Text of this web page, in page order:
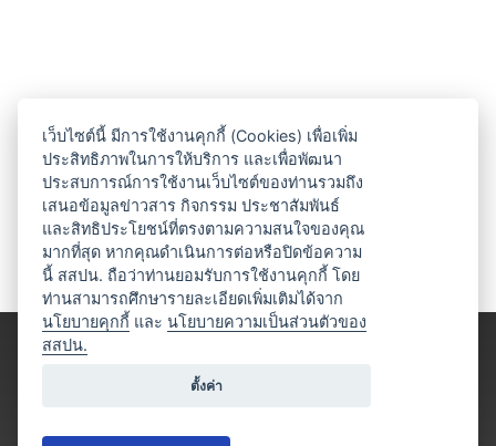
เว็บไซต์นี้ มีการใช้งานคุกกี้ (Cookies) เพื่อเพิ่ม
ประสิทธิภาพในการให้บริการ และเพื่อพัฒนา
ประสบการณ์การใช้งานเว็บไซต์ของท่านรวมถึง
เสนอข้อมูลข่าวสาร กิจกรรม ประชาสัมพันธ์
และสิทธิประโยชน์ที่ตรงตามความสนใจของคุณ
มากที่สุด หากคุณดำเนินการต่อหรือปิดข้อความ
นี้ สสปน. ถือว่าท่านยอมรับการใช้งานคุกกี้ โดย
ท่านสามารถศึกษารายละเอียดเพิ่มเติมได้จาก
นโยบายคุกกี้ และนโยบายความเป็นส่วนตัวของ
สสปน.
ตั้งค่า